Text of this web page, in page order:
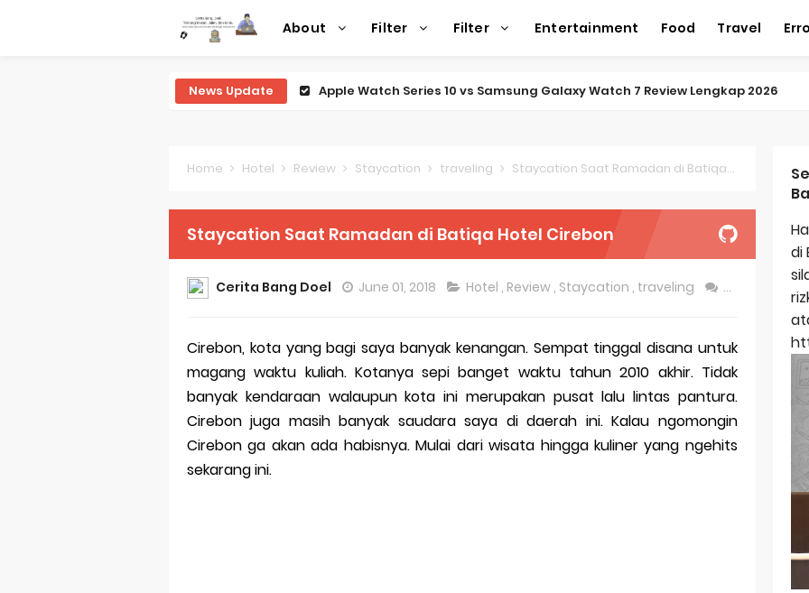
About Filter Filter Entertainment Food Travel
News Update Review Lengkap Amazfit Balance 2
Review Lengkap Huawei Watch GT 5 Pro
Review Lengkap Samsung Galaxy Watch 7
Perubahan Regulasi Merek Dagang
Evolusi Identitas Dagang
Review Lengkap Apple Watch Series 10
Merek Dagang dari Masa ke Masa
Review Oppo Reno 15 Pro: Smartphone Premium dengan Kamera 200MP
Review Vivo V70 FE: Smartphone Fan Edition dengan Fitur Flagship Harga
Home Hotel Review Staycation traveling Staycation Saat Ramadan di Batiqa Hotel Cirebon
Staycation Saat Ramadan di Batiqa Hotel Cirebon
Cerita Bang Doel June 01, 2018 Hotel , Review , Staycation , traveling 40
Cirebon, kota yang bagi saya banyak kenangan. Sempat tinggal disana untuk
magang waktu kuliah. Kotanya sepi banget waktu tahun 2010 akhir. Tidak
banyak kendaraan walaupun kota ini merupakan pusat lalu lintas pantura.
Cirebon juga masih banyak saudara saya di daerah ini. Kalau ngomongin
Cirebon ga akan ada habisnya. Mulai dari wisata hingga kuliner yang ngehits
sekarang ini.
di